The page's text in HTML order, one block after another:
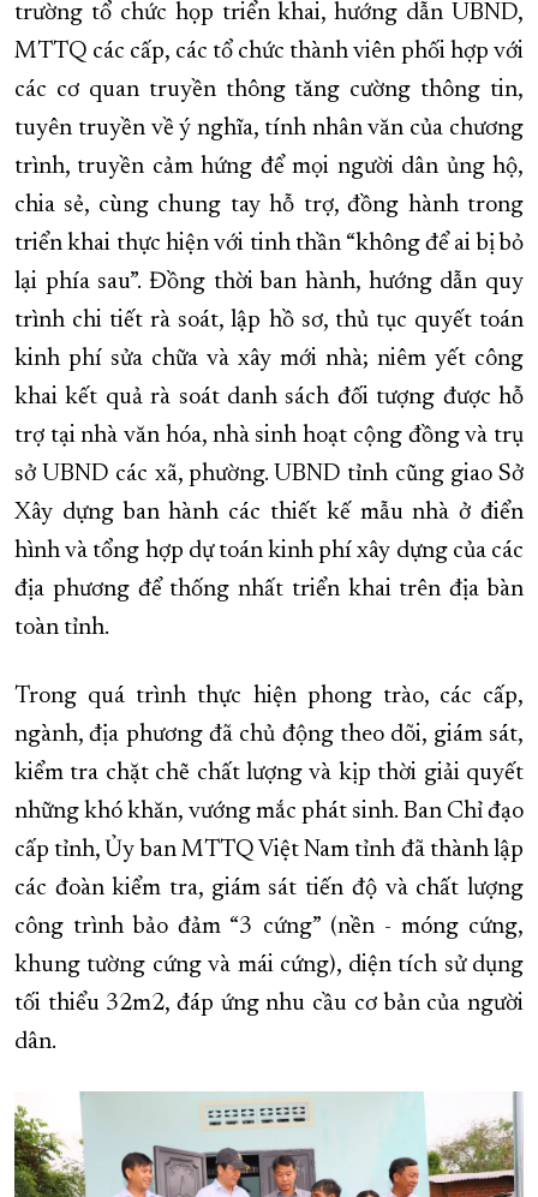
trường tổ chức họp triển khai, hướng dẫn UBND,
MTTQ các cấp, các tổ chức thành viên phối hợp với
các cơ quan truyền thông tăng cường thông tin,
tuyên truyền về ý nghĩa, tính nhân văn của chương
trình, truyền cảm hứng để mọi người dân ủng hộ,
chia sẻ, cùng chung tay hỗ trợ, đồng hành trong
triển khai thực hiện với tinh thần “không để ai bị bỏ
lại phía sau”. Đồng thời ban hành, hướng dẫn quy
trình chi tiết rà soát, lập hồ sơ, thủ tục quyết toán
kinh phí sửa chữa và xây mới nhà; niêm yết công
khai kết quả rà soát danh sách đối tượng được hỗ
trợ tại nhà văn hóa, nhà sinh hoạt cộng đồng và trụ
sở UBND các xã, phường. UBND tỉnh cũng giao Sở
Xây dựng ban hành các thiết kế mẫu nhà ở điển
hình và tổng hợp dự toán kinh phí xây dựng của các
địa phương để thống nhất triển khai trên địa bàn
toàn tỉnh.
Trong quá trình thực hiện phong trào, các cấp,
ngành, địa phương đã chủ động theo dõi, giám sát,
kiểm tra chặt chẽ chất lượng và kịp thời giải quyết
những khó khăn, vướng mắc phát sinh. Ban Chỉ đạo
cấp tỉnh, Ủy ban MTTQ Việt Nam tỉnh đã thành lập
các đoàn kiểm tra, giám sát tiến độ và chất lượng
công trình bảo đảm “3 cứng” (nền - móng cứng,
khung tường cứng và mái cứng), diện tích sử dụng
tối thiểu 32m2, đáp ứng nhu cầu cơ bản của người
dân.